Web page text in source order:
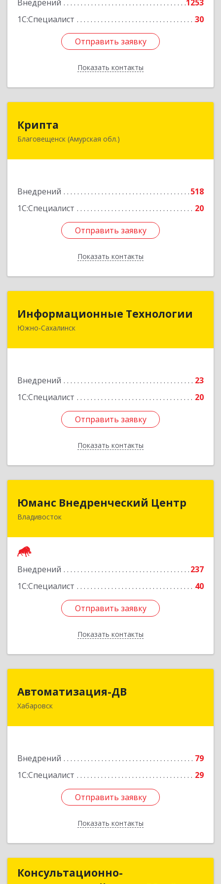
Внедрений
1253
1С:Специалист
30
Отправить заявку
Показать контакты
Отправить заявку
Назад
Крипта
Благовещенск (Амурская обл.)
Внедрений
518
1С:Специалист
20
Отправить заявку
Показать контакты
675000, Амурская обл, Благовещенск г,
Отправить заявку
Назад
Информационные Технологии
Южно-Сахалинск
Внедрений
23
1С:Специалист
20
Отправить заявку
Показать контакты
Информационные Технологии
693006, Сахалинская обл, Южно-Сахалинск г,
Отправить заявку
Назад
Юманс Внедренческий Центр
Владивосток
Внедрений
237
1С:Специалист
40
Отправить заявку
Показать контакты
Юманс Внедренческий Центр
690014, Приморский край, Владивосток г,
Отправить заявку
Назад
Автоматизация-ДВ
Хабаровск
Внедрений
79
1С:Специалист
29
Отправить заявку
Показать контакты
680013, Хабаровский край, Хабаровск г,
Отправить заявку
Назад
Консультационно-Консультационно-